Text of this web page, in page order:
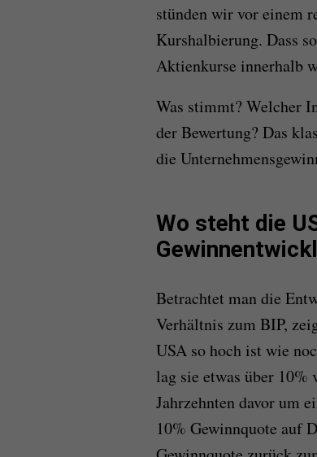
stünden wir vor einem
Kurshalbierung. Dass
Aktienkurse innerhalb
Was stimmt? Welcher
der Bewertung? Das
die
Wo steht die
Betrachtet man die
Verhältnis zum BIP,
USA so hoch ist wie
lag sie etwas über
Jahrzehnten davor um
10% Gewinnquote auf